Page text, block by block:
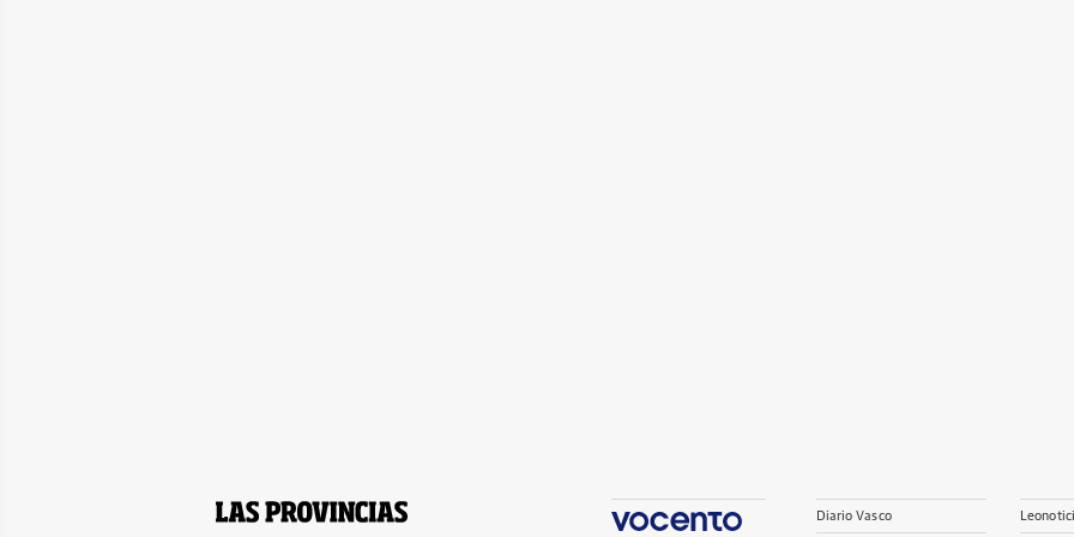
Diario Vasco